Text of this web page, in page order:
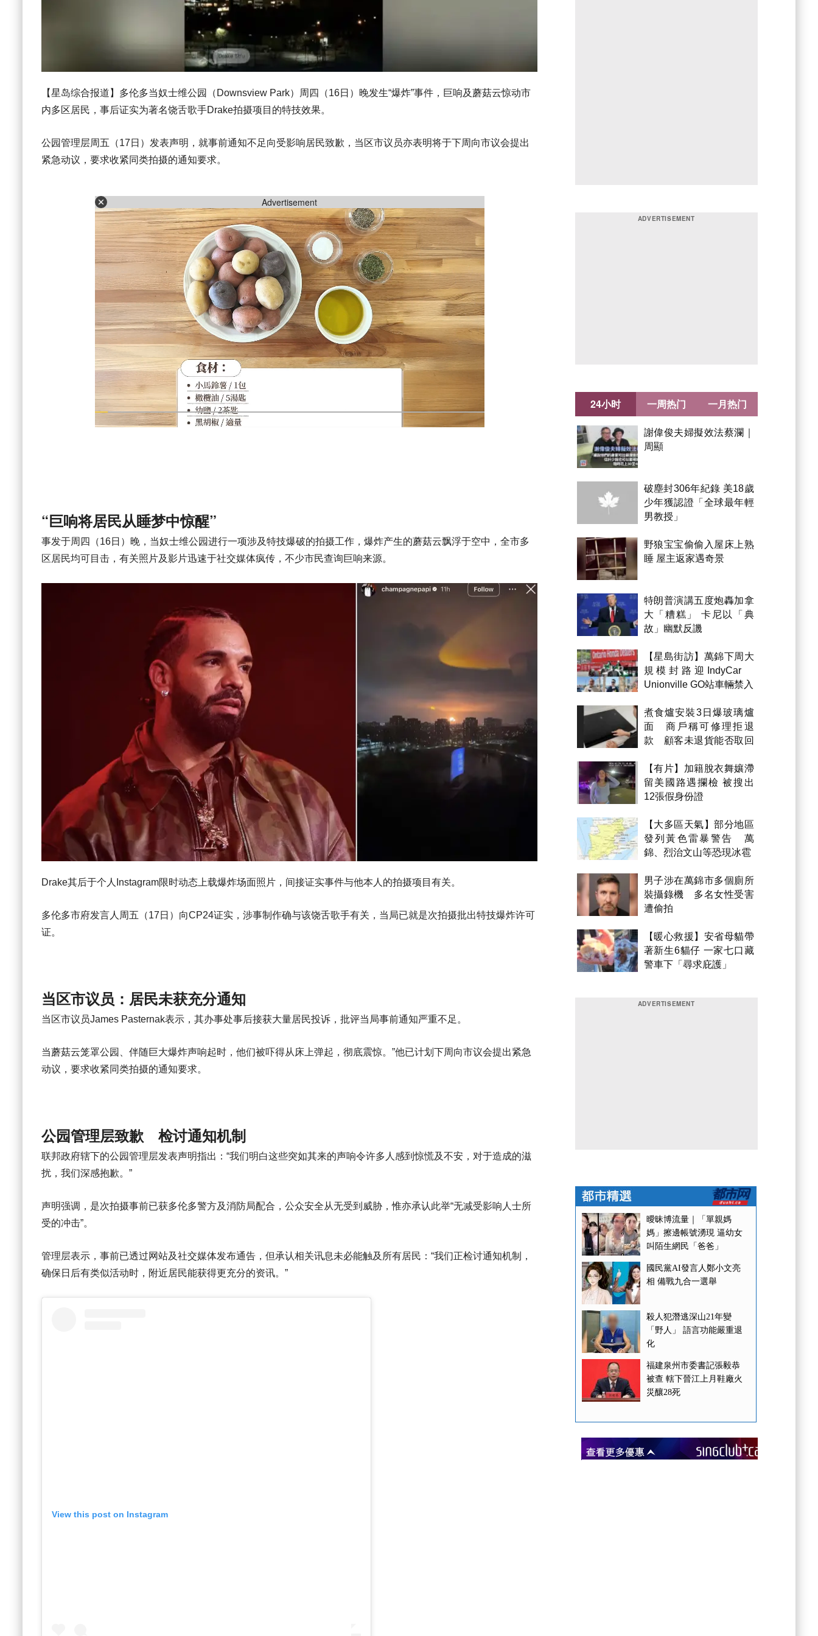
【星岛综合报道】多伦多当奴士维公园（Downsview Park）周四（16日）晚发生“爆炸”事件，巨响及蘑菇云惊动市
内多区居民，事后证实为著名饶舌歌手Drake拍摄项目的特技效果。
公园管理层周五（17日）发表声明，就事前通知不足向受影响居民致歉，当区市议员亦表明将于下周向市议会提出
紧急动议，要求收紧同类拍摄的通知要求。
Advertisement
“巨响将居民从睡梦中惊醒”
事发于周四（16日）晚，当奴士维公园进行一项涉及特技爆破的拍摄工作，爆炸产生的蘑菇云飘浮于空中，全市多
区居民均可目击，有关照片及影片迅速于社交媒体疯传，不少市民查询巨响来源。
Drake其后于个人Instagram限时动态上载爆炸场面照片，间接证实事件与他本人的拍摄项目有关。
多伦多市府发言人周五（17日）向CP24证实，涉事制作确与该饶舌歌手有关，当局已就是次拍摄批出特技爆炸许可
证。
当区市议员：居民未获充分通知
当区市议员James Pasternak表示，其办事处事后接获大量居民投诉，批评当局事前通知严重不足。
当蘑菇云笼罩公园、伴随巨大爆炸声响起时，他们被吓得从床上弹起，彻底震惊。”他已计划下周向市议会提出紧急
动议，要求收紧同类拍摄的通知要求。
公园管理层致歉 检讨通知机制
联邦政府辖下的公园管理层发表声明指出：“我们明白这些突如其来的声响令许多人感到惊慌及不安，对于造成的滋
扰，我们深感抱歉。”
声明强调，是次拍摄事前已获多伦多警方及消防局配合，公众安全从无受到威胁，惟亦承认此举“无减受影响人士所
受的冲击”。
管理层表示，事前已透过网站及社交媒体发布通告，但承认相关讯息未必能触及所有居民：“我们正检讨通知机制，
确保日后有类似活动时，附近居民能获得更充分的资讯。”
View this post on Instagram
24小时
謝偉俊夫婦擬效法蔡瀾｜
周顯
破塵封306年紀錄 美18歲
少年獲認證「全球最年輕
男教授」
野狼宝宝偷偷入屋床上熟
睡 屋主返家遇奇景
特朗普演講五度炮轟加拿
大「糟糕」 卡尼以「典
故」幽默反譏
【星島街訪】萬錦下周大
規模封路迎IndyCar
Unionville GO站車輛禁入
煮食爐安裝3日爆玻璃爐
面 商戶稱可修理拒退
款 顧客未退貨能否取回
【有片】加籍脫衣舞孃滯
留美國路遇攔檢 被搜出
12張假身份證
【大多區天氣】部分地區
發列黃色雷暴警告 萬
錦、烈治文山等恐現冰雹
男子涉在萬錦市多個廁所
裝攝錄機 多名女性受害
遭偷拍
【暖心救援】安省母貓帶
著新生6貓仔 一家七口藏
警車下「尋求庇護」
一周热门 一月热门